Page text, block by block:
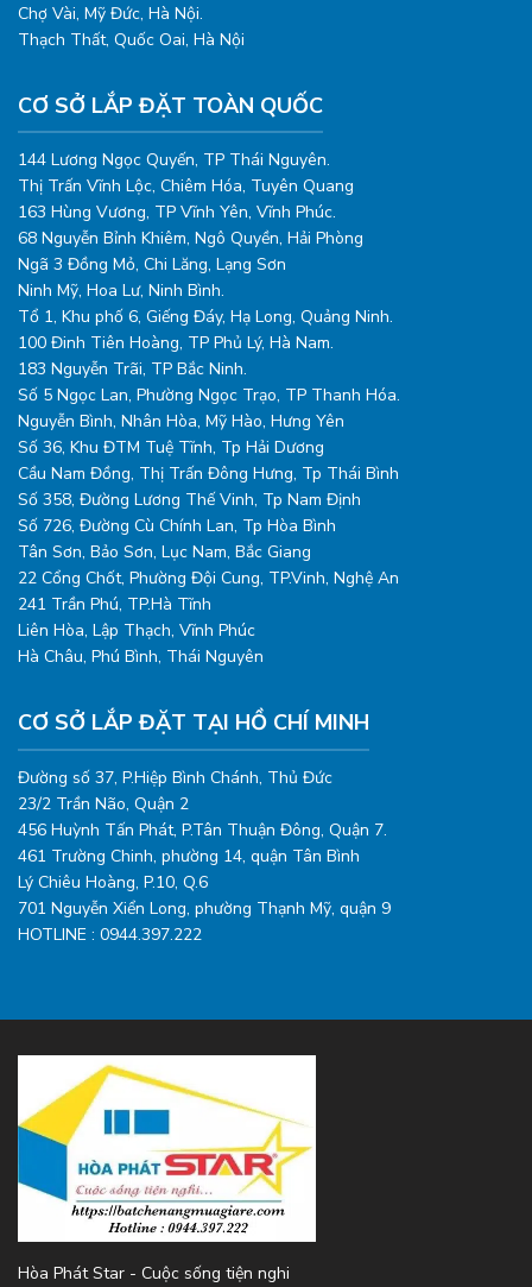
Chợ Vài, Mỹ Đức, Hà Nội.
Thạch Thất, Quốc Oai, Hà Nội
CƠ SỞ LẮP ĐẶT TOÀN QUỐC
144 Lương Ngọc Quyến, TP Thái Nguyên.
Thị Trấn Vĩnh Lộc, Chiêm Hóa, Tuyên Quang
163 Hùng Vương, TP Vĩnh Yên, Vĩnh Phúc.
68 Nguyễn Bỉnh Khiêm, Ngô Quyền, Hải Phòng
Ngã 3 Đồng Mỏ, Chi Lăng, Lạng Sơn
Ninh Mỹ, Hoa Lư, Ninh Bình.
Tổ 1, Khu phố 6, Giếng Đáy, Hạ Long, Quảng Ninh.
100 Đinh Tiên Hoàng, TP Phủ Lý, Hà Nam.
183 Nguyễn Trãi, TP Bắc Ninh.
Số 5 Ngọc Lan, Phường Ngọc Trạo, TP Thanh Hóa.
Nguyễn Bình, Nhân Hòa, Mỹ Hào, Hưng Yên
Số 36, Khu ĐTM Tuệ Tĩnh, Tp Hải Dương
Cầu Nam Đồng, Thị Trấn Đông Hưng, Tp Thái Bình
Số 358, Đường Lương Thế Vinh, Tp Nam Định
Số 726, Đường Cù Chính Lan, Tp Hòa Bình
Tân Sơn, Bảo Sơn, Lục Nam, Bắc Giang
22 Cổng Chốt, Phường Đội Cung, TP.Vinh, Nghệ An
241 Trần Phú, TP.Hà Tĩnh
Liên Hòa, Lập Thạch, Vĩnh Phúc
Hà Châu, Phú Bình, Thái Nguyên
CƠ SỞ LẮP ĐẶT TẠI HỒ CHÍ MINH
Đường số 37, P.Hiệp Bình Chánh, Thủ Đức
23/2 Trần Não, Quận 2
456 Huỳnh Tấn Phát, P.Tân Thuận Đông, Quận 7.
461 Trường Chinh, phường 14, quận Tân Bình
Lý Chiêu Hoàng, P.10, Q.6
701 Nguyễn Xiển Long, phường Thạnh Mỹ, quận 9
HOTLINE : 0944.397.222
Hòa Phát Star - Cuộc sống tiện nghi